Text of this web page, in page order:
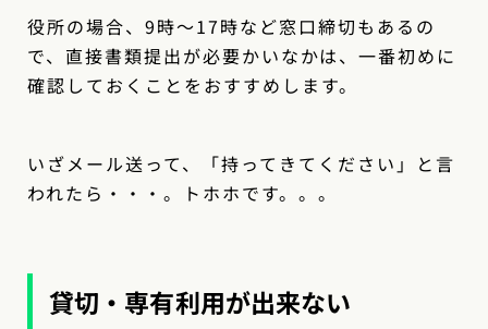
役所の場合、9時〜17時など窓口締切もあるの
で、直接書類提出が必要かいなかは、一番初めに
確認しておくことをおすすめします。
いざメール送って、「持ってきてください」と言
われたら・・・。トホホです。。。
貸切・専有利用が出来ない